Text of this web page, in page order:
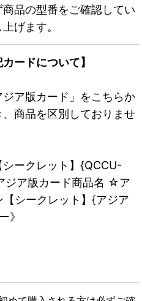
品の型番をご確認してい
げます。
ードについて】
ア版カード」をこちらか
商品を区別しておりませ
ークレット】{QCCU-
ジア版カード商品名 ☆ア
シークレット】{アジア
》